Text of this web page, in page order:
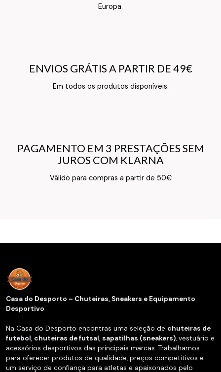
Europa.
ENVIOS GRÁTIS A PARTIR DE 49€
Em todos os produtos disponíveis.
ENVIOS GRÁTIS A PARTIR DE 49€
Texto do Verso do Cartão de Informação
PAGAMENTO EM 3 PRESTAÇÕES SEM
JUROS COM KLARNA
Válido para compras a partir de 50€
PAGAMENTO EM 3 PRESTAÇÕES SEM
JUROS COM KLARNA
Texto do Verso do Cartão de Informação
Casa do Desporto – Chuteiras, Sneakers e Equipamento
Desportivo
Na Casa do Desporto encontras uma seleção de chuteiras de
futebol, chuteiras de futsal, sapatilhas (sneakers), vestuário e
acessórios desportivos das principais marcas. Trabalhamos
para oferecer produtos de qualidade, preços competitivos e
um serviço de confiança para atletas e apaixonados pelo